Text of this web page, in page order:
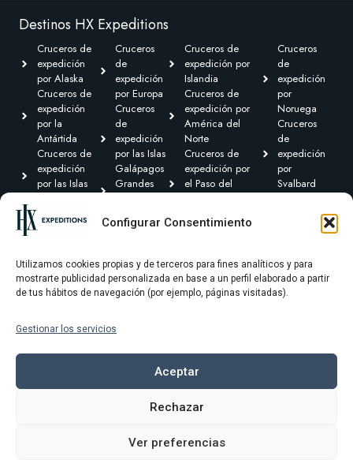
Configurar Consentimiento
Utilizamos cookies propias y de terceros para fines analíticos y para
mostrarte publicidad personalizada en base a un perfil elaborado a partir
de tus hábitos de navegación (por ejemplo, páginas visitadas).
Gestionar los servicios
Aceptar
Rechazar
Ver preferencias
Destinos HX Expeditions
Cruceros de
expedición
por Alaska
Cruceros de
expedición
por la
Antártida
Cruceros de
expedición
por las Islas
Cruceros de
expedición por
Centroamérica
Cruceros
de
expedición
por Europa
Cruceros
de
expedición
por las Islas
Galápagos
Grandes
expedición
Groenlandia
Cruceros de
expedición por
Islandia
Cruceros de
expedición por
América del
Norte
Cruceros de
expedición por
el Paso del
Cruceros de
Sudamérica
Cruceros
de
expedición
por
Noruega
Cruceros
de
expedición
por
Svalbard
Transoceánicas
Términos y condiciones
Política de cookies